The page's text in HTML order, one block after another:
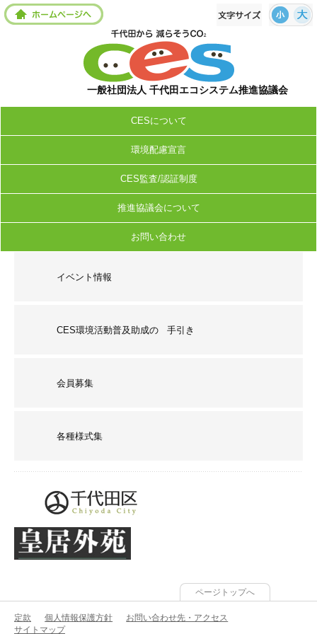
一般社団法人 千代田エコシステム推進協議会
CESについて
環境配慮宣言
CES監査/認証制度
推進協議会について
お問い合わせ
イベント情報
CES環境活動普及助成の 手引き
会員募集
各種様式集
ページトップへ
定款 個人情報保護方針
お問い合わせ先・アクセス
サイトマップ